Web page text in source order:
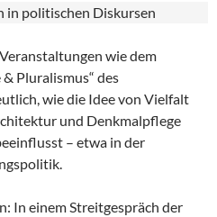
politischen Diskursen
wie dem
Pluralismus“ des
wie die Idee von Vielfalt
und Denkmalpflege
– etwa in der
In einem Streitgespräch der